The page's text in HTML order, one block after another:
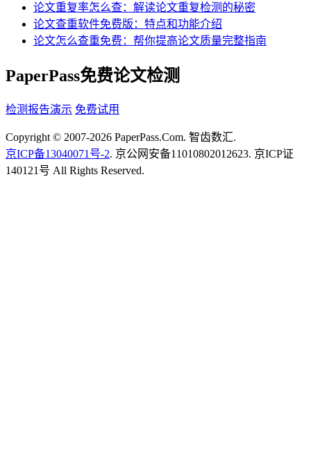
论文重复率怎么查：解读论文重复检测的秘密
论文查重软件免费版：特点和功能介绍
论文怎么查重免费：帮你提高论文质量完整指南
PaperPass免费论文检测
检测报告演示 免费试用
Copyright © 2007-2026 PaperPass.Com. 智齿数汇.
京ICP备13040071号-2. 京公网安备11010802012623. 京ICP证
140121号 All Rights Reserved.